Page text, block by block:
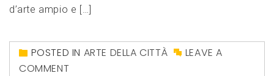
d’arte ampio e […]
POSTED IN ARTE DELLA CITTÀ
LEAVE A
COMMENT